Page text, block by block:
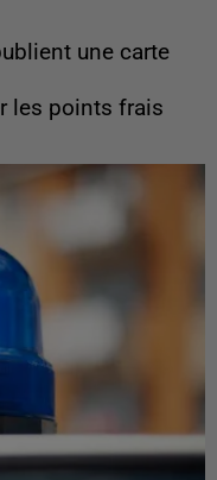
une carte
les points frais